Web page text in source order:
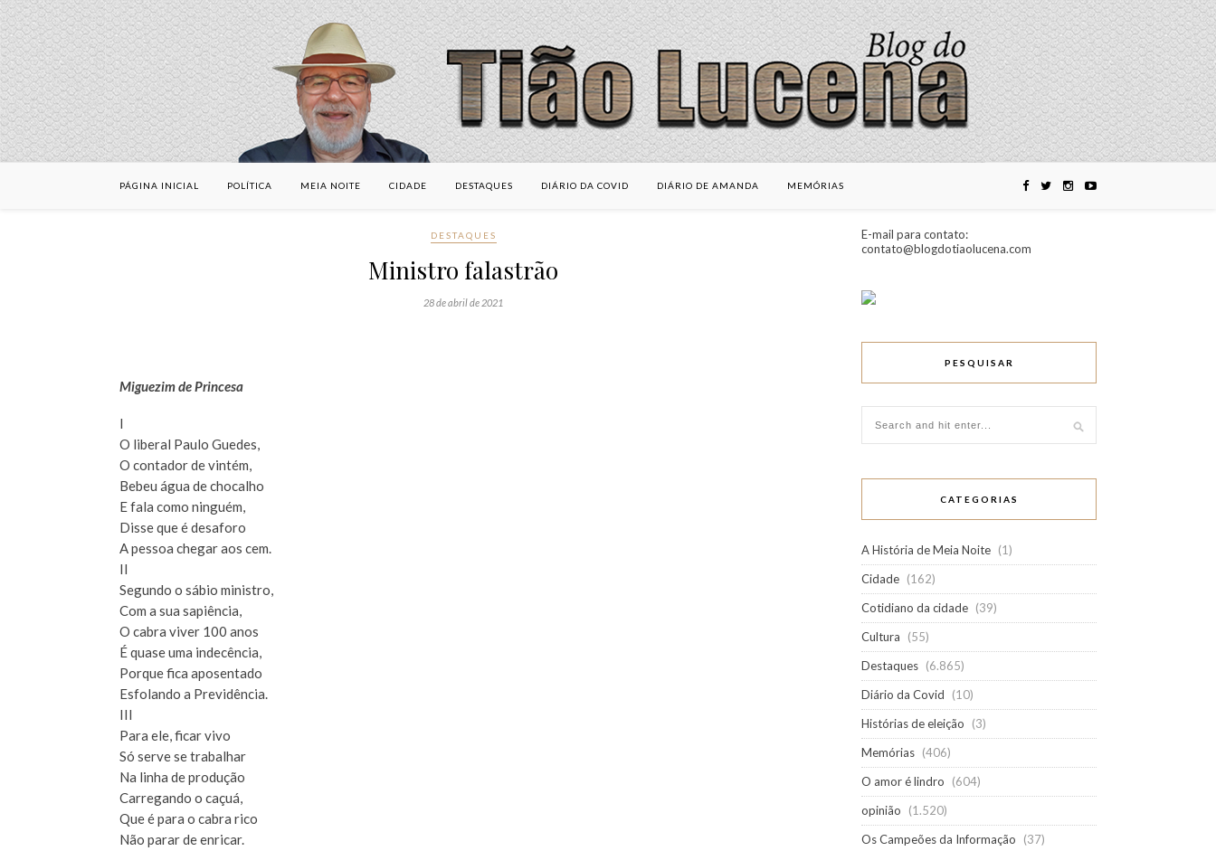
PÁGINA INICIAL POLÍTICA MEIA NOITE CIDADE DESTAQUES DIÁRIO DA COVID DIÁRIO DE AMANDA MEMÓRIAS
DESTAQUES
Ministro falastrão
28 de abril de 2021
Miguezim de Princesa
I
O liberal Paulo Guedes,
O contador de vintém,
Bebeu água de chocalho
E fala como ninguém,
Disse que é desaforo
A pessoa chegar aos cem.
II
Segundo o sábio ministro,
Com a sua sapiência,
O cabra viver 100 anos
É quase uma indecência,
Porque fica aposentado
Esfolando a Previdência.
III
Para ele, ficar vivo
Só serve se trabalhar
Na linha de produção
Carregando o caçuá,
Que é para o cabra rico
Não parar de enricar.
E-mail para contato:
contato@blogdotiaolucena.com
PESQUISAR
CATEGORIAS
A História de Meia Noite (1)
Cidade (162)
Cotidiano da cidade (39)
Cultura
(55)
Destaques (6.865)
Diário da Covid
(10)
Histórias de eleição
(3)
Memórias (406)
O amor é lindro
(604)
opinião
(1.520)
Os Campeões da Informação
(37)